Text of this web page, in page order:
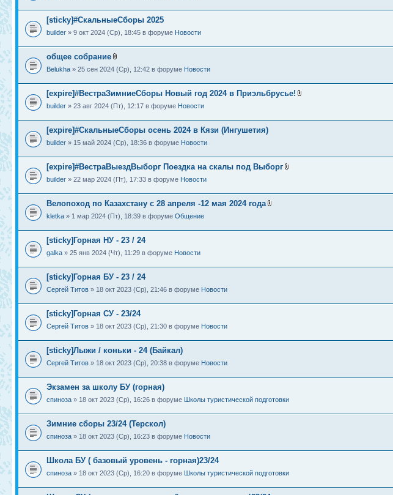
[sticky]#СкальныеСборы 2025
builder » 9 окт 2024 (Ср), 18:45 в форуме Новости
общее собрание
Belukha » 25 сен 2024 (Ср), 12:42 в форуме Новости
[expire]#ВестраЗимниеСборы Новый год 2024 в Приэльбрусье!
builder » 23 авг 2024 (Пт), 12:17 в форуме Новости
[expire]#СкальныеСборы осень 2024 в Кязи (Ингушетия)
builder » 15 май 2024 (Ср), 18:36 в форуме Новости
[expire]#ВестраВыездВыборг Поездка на скалы под Выборг
builder » 22 мар 2024 (Пт), 17:33 в форуме Новости
Велопоход по Казахстану с 28 апреля -12 мая 2024 года
kletka » 1 мар 2024 (Пт), 18:39 в форуме Общение
[sticky]Горная НУ - 23 / 24
galka » 25 янв 2024 (Чт), 11:29 в форуме Новости
[sticky]Горная БУ - 23 / 24
Сергей Титов » 18 окт 2023 (Ср), 21:46 в форуме Новости
[sticky]Горная СУ - 23/24
Сергей Титов » 18 окт 2023 (Ср), 21:30 в форуме Новости
[sticky]Лыжи / коньки - 24 (Байкал)
Сергей Титов » 18 окт 2023 (Ср), 20:38 в форуме Новости
Экзамен за школу БУ (горная)
спиноза » 18 окт 2023 (Ср), 16:26 в форуме Школы туристической подготовки
Зимние сборы 23/24 (Терскол)
спиноза » 18 окт 2023 (Ср), 16:23 в форуме Новости
Школа БУ ( базовый уровень - горная)23/24
спиноза » 18 окт 2023 (Ср), 16:20 в форуме Школы туристической подготовки